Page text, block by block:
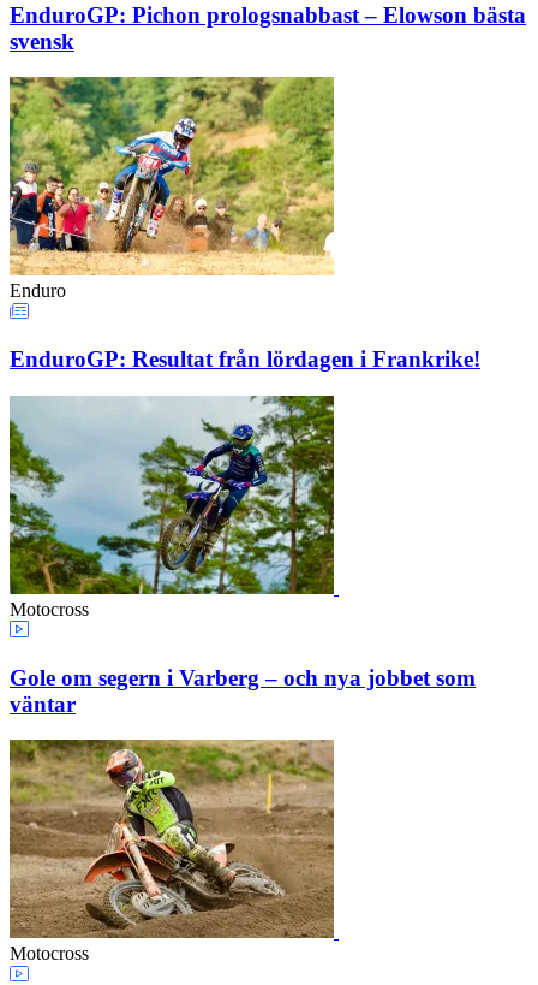
EnduroGP: Pichon prologsnabbast – Elowson bästa
svensk
Enduro
EnduroGP: Resultat från lördagen i Frankrike!
Motocross
Gole om segern i Varberg – och nya jobbet som
väntar
Motocross